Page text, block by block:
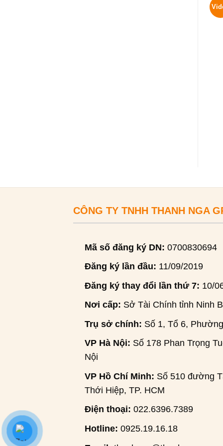
CÔNG TY TNHH THANH NGA
Mã số đăng ký DN: 0700830694
Đăng ký lần đầu: 11/09/2019
Đăng ký thay đổi lần thứ 7: 10/
Nơi cấp: Sở Tài Chính tỉnh Ninh
Trụ sở chính: Số 1, Tổ 6,
VP Hà Nội: Số 178 Phan Trọng
Nội
VP Hồ Chí Minh: Số 510 đường
Thới Hiệp, TP. HCM
Điện thoại: 022.6396.7389
Hotline: 0925.19.16.18